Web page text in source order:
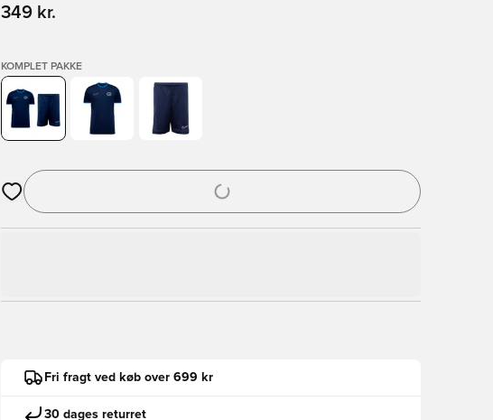
349 kr.
KOMPLET PAKKE
Åbner en Modal til at logge ind eller tilmelde dig som medlem
Fri fragt ved køb over 699 kr
30 dages returret